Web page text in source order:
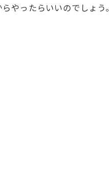
やったらいいのでしょう。